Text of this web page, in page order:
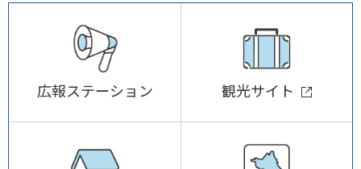
広報ステーション 観光サイト